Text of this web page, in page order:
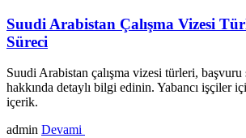
Suudi Arabistan Çalışma Vizesi
Süreci
Suudi Arabistan çalışma vizesi türleri,
hakkında detaylı bilgi edinin. Yabancı işçiler
içerik.
admin Devami